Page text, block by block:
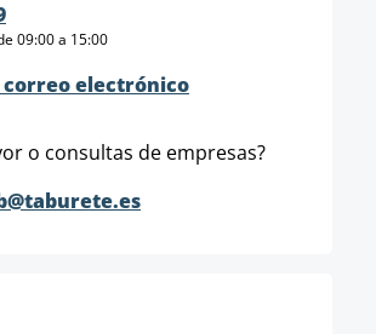
09:00 a 15:00
correo electrónico
o consultas de empresas?